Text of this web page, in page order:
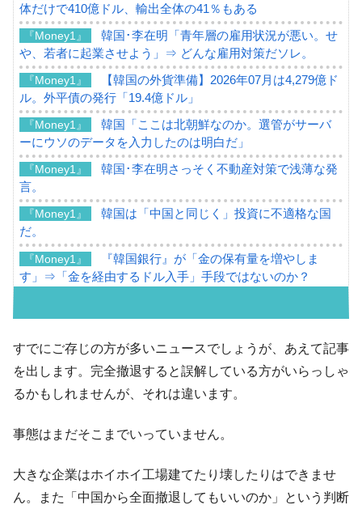
体だけで410億ドル、輸出全体の41％もある
『Money1』
韓国･李在明「青年層の雇用状況が悪い。せ
や、若者に起業させよう」⇒ どんな雇用対策だソレ。
『Money1』
【韓国の外貨準備】2026年07月は4,279億ド
ル。外平債の発行「19.4億ドル」
『Money1』
韓国「ここは北朝鮮なのか。選管がサーバ
ーにウソのデータを入力したのは明白だ」
『Money1』
韓国･李在明さっそく不動産対策で浅薄な発
言。
『Money1』
韓国は「中国と同じく」投資に不適格な国
だ。
『Money1』
『韓国銀行』が「金の保有量を増やしま
す」⇒「金を経由するドル入手」手段ではないのか？
ル」まで拡大 ⇒ 海外資金の動きに強く左右される状態
『Money1』
韓国･帰ってきた李在明。李在明を支持しな
い「50.5％」に上昇
『Money1』
韓国大統領府ボンクラ政策室長が告発され
断
動」
『Money1』
中国だけが鉄鋼輸出を異常増加させる ⇒ 中
すでにご存じの方が多いニュースでしょうが、あえて記事
を出します。完全撤退すると誤解している方がいらっしゃ
るかもしれませんが、それは違います。
事態はまだそこまでいっていません。
大きな企業はホイホイ工場建てたり壊したりはできませ
ん。また「中国から全面撤退してもいいのか」という判断